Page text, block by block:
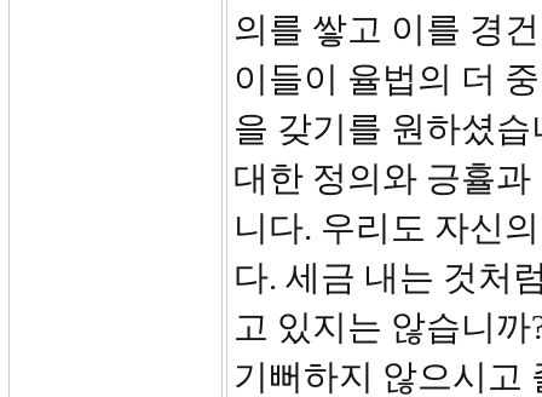
의를 쌓고 이를 경
이들이 율법의 더
을 갖기를 원하셨
대한 정의와 긍휼
니다. 우리도 자신
다. 세금 내는 것처
고 있지는 않습니
기뻐하지 않으시고